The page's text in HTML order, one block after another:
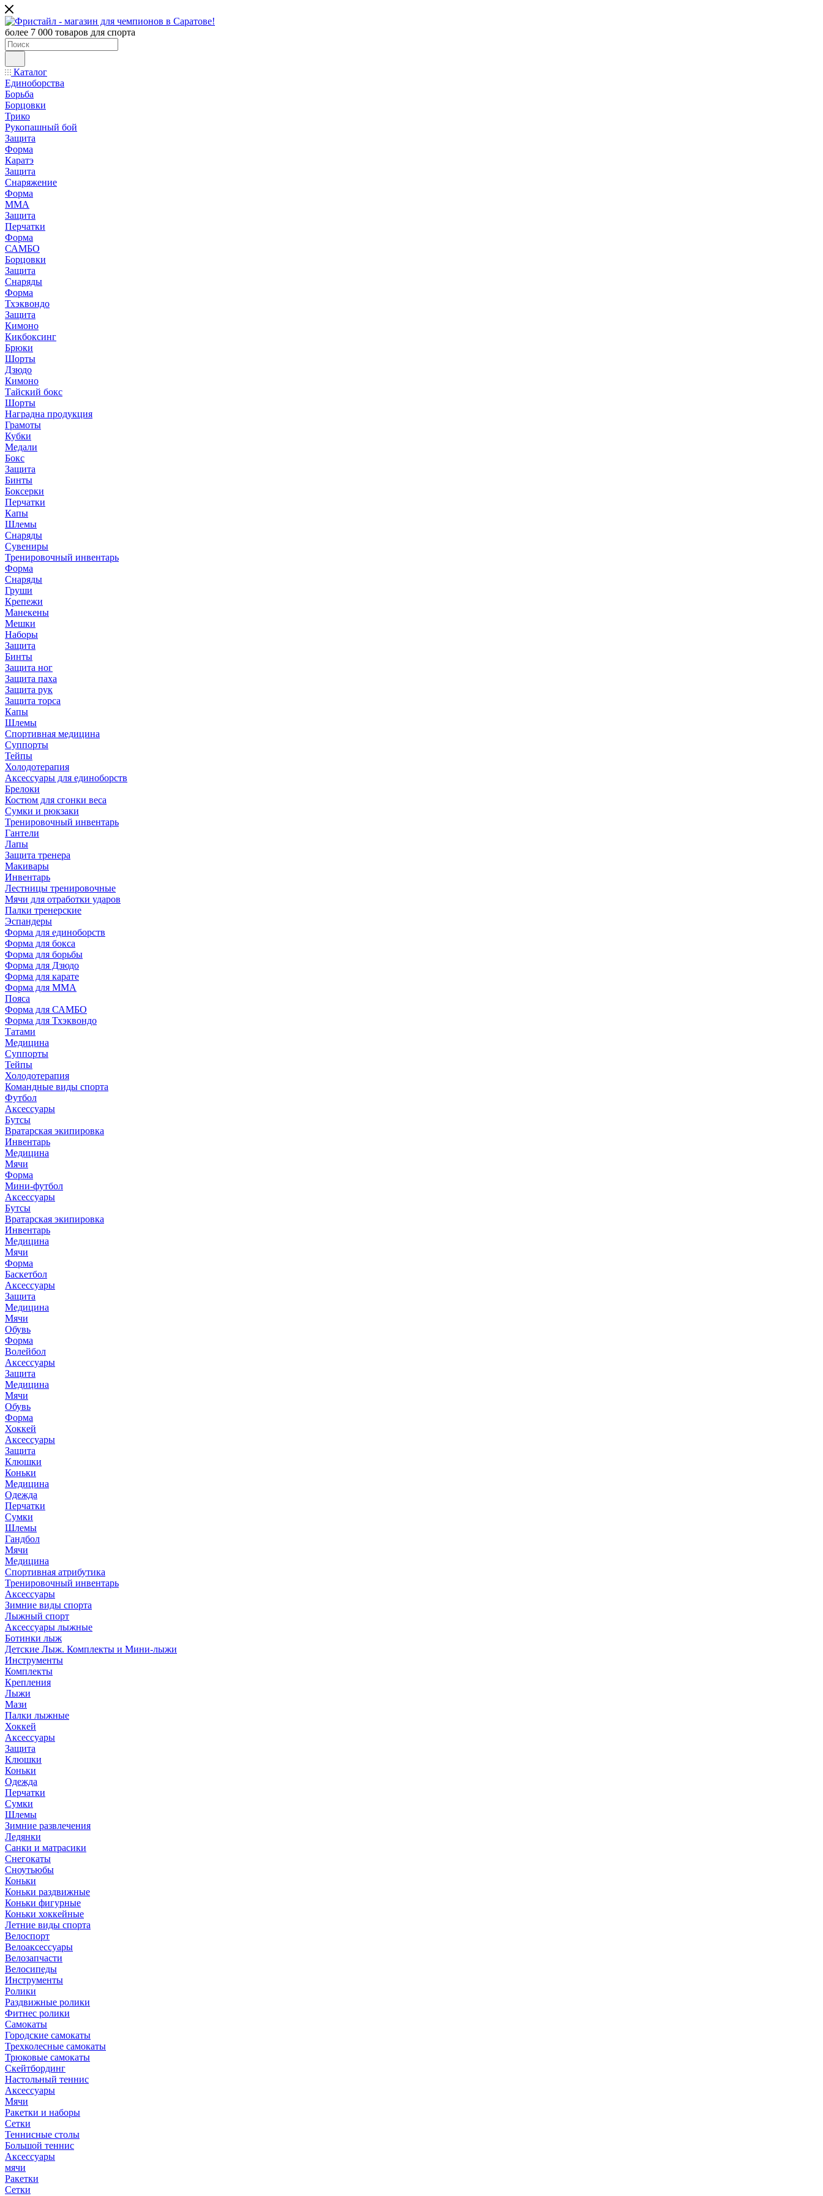
более 7 000 товаров для спорта
Каталог
Единоборства
Борьба
Борцовки
Трико
Рукопашный бой
Защита
Форма
Каратэ
Защита
Снаряжение
Форма
ММА
Защита
Перчатки
Форма
САМБО
Борцовки
Защита
Снаряды
Форма
Тхэквондо
Защита
Кимоно
Кикбоксинг
Брюки
Шорты
Дзюдо
Кимоно
Тайский бокс
Шорты
Наградна продукция
Грамоты
Кубки
Медали
Бокс
Защита
Бинты
Боксерки
Перчатки
Капы
Шлемы
Снаряды
Сувениры
Тренировочный инвентарь
Форма
Снаряды
Груши
Крепежи
Манекены
Мешки
Наборы
Защита
Бинты
Защита ног
Защита паха
Защита рук
Защита торса
Капы
Шлемы
Спортивная медицина
Суппорты
Тейпы
Холодотерапия
Аксессуары для единоборств
Брелоки
Костюм для сгонки веса
Сумки и рюкзаки
Тренировочный инвентарь
Гантели
Лапы
Защита тренера
Макивары
Инвентарь
Лестницы тренировочные
Мячи для отработки ударов
Палки тренерские
Эспандеры
Форма для единоборств
Форма для бокса
Форма для борьбы
Форма для Дзюдо
Форма для карате
Форма для MMA
Пояса
Форма для САМБО
Форма для Тхэквондо
Татами
Медицина
Суппорты
Тейпы
Холодотерапия
Командные виды спорта
Футбол
Аксессуары
Бутсы
Вратарская экипировка
Инвентарь
Медицина
Мячи
Форма
Мини-футбол
Аксессуары
Бутсы
Вратарская экипировка
Инвентарь
Медицина
Мячи
Форма
Баскетбол
Аксессуары
Защита
Медицина
Мячи
Обувь
Форма
Волейбол
Аксессуары
Защита
Медицина
Мячи
Обувь
Форма
Хоккей
Аксессуары
Защита
Клюшки
Коньки
Медицина
Одежда
Перчатки
Сумки
Шлемы
Гандбол
Мячи
Медицина
Спортивная атрибутика
Тренировочный инвентарь
Аксессуары
Зимние виды спорта
Лыжный спорт
Аксессуары лыжные
Ботинки лыж
Детские Лыж. Комплекты и Мини-лыжи
Инструменты
Комплекты
Крепления
Лыжи
Мази
Палки лыжные
Хоккей
Аксессуары
Защита
Клюшки
Коньки
Одежда
Перчатки
Сумки
Шлемы
Зимние развлечения
Ледянки
Санки и матрасики
Снегокаты
Сноутьюбы
Коньки
Коньки раздвижные
Коньки фигурные
Коньки хоккейные
Летние виды спорта
Велоспорт
Велоаксессуары
Велозапчасти
Велосипеды
Инструменты
Ролики
Раздвижные ролики
Фитнес ролики
Самокаты
Городские самокаты
Трехколесные самокаты
Трюковые самокаты
Скейтбординг
Настольный теннис
Аксессуары
Мячи
Ракетки и наборы
Сетки
Теннисные столы
Большой теннис
Аксессуары
мячи
Ракетки
Сетки